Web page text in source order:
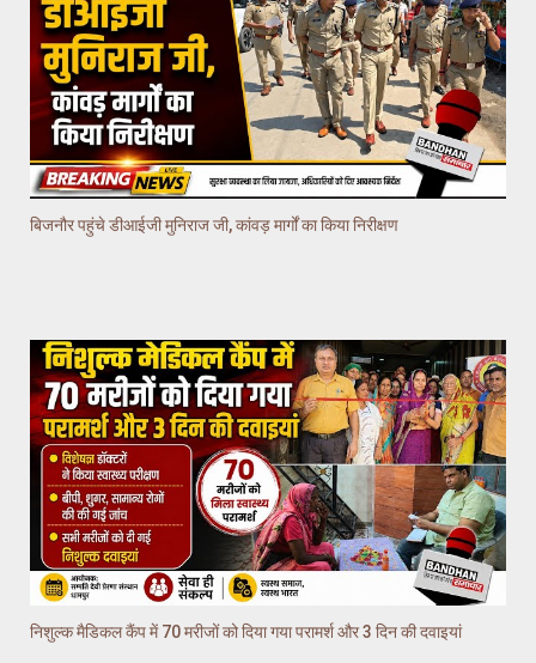
बिजनौर पहुंचे डीआईजी मुनिराज जी, कांवड़ मार्गों का किया निरीक्षण
निशुल्क मैडिकल कैंप में 70 मरीजों को दिया गया परामर्श और 3 दिन की दवाइयां